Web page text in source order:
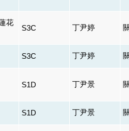
花
S3C 丁尹婷
S3C 丁尹婷
S1D 丁尹景
S1D 丁尹景